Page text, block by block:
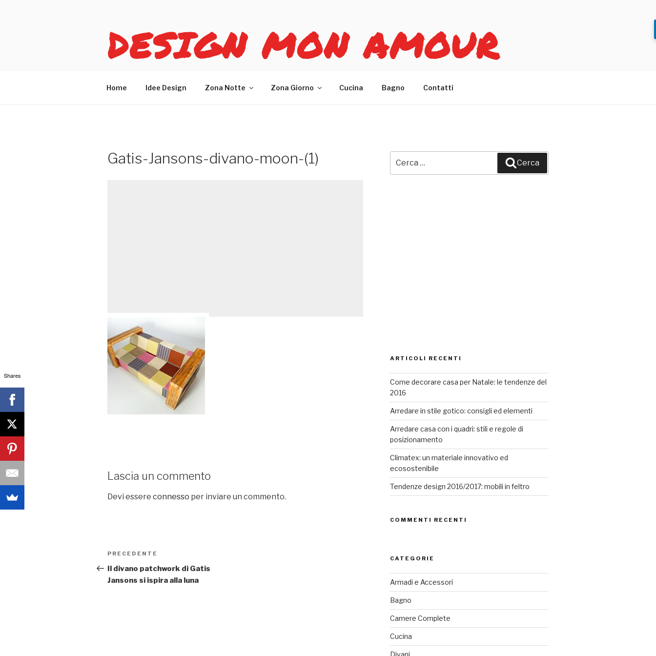
DESIGN MON AMOUR
Home Idee Design Zona Notte Zona Giorno Cucina Bagno Contatti
Gatis-Jansons-divano-moon-(1)
Lascia un commento
Devi essere connesso per inviare un commento.
Navigazione
articoli
Articolo
precedente:
PRECEDENTE
Il divano patchwork di Gatis
Jansons si ispira alla luna
Cerca
ARTICOLI RECENTI
Come decorare casa per Natale: le tendenze del
2016
Arredare in stile gotico: consigli ed elementi
Arredare casa con i quadri: stili e regole di
posizionamento
Climatex: un materiale innovativo ed
ecosostenibile
Tendenze design 2016/2017: mobili in feltro
COMMENTI RECENTI
CATEGORIE
Armadi e Accessori
Bagno
Camere Complete
Cucina
Shares